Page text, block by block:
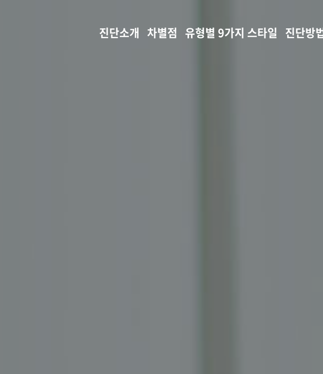
진단소개 차별점 유형별 9가지 스타일 진단방